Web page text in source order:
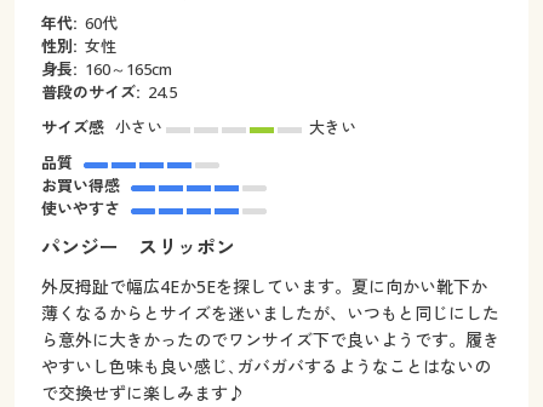
年代: 60代
性別: 女性
身長: 160～165cm
普段のサイズ: 24.5
サイズ感 小さい
大きい
品質
お買い得感
使いやすさ
パンジー スリッポン
外反拇趾で幅広4Eか5Eを探しています。夏に向かい靴下か
薄くなるからとサイズを迷いましたが、いつもと同じにした
ら意外に大きかったのでワンサイズ下で良いようです。履き
やすいし色味も良い感じ､ガバガバするようなことはないの
で交換せずに楽しみます♪